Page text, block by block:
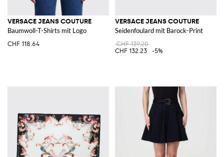
VERSACE JEANS COUTURE
Baumwoll-T-Shirts mit Logo
CHF 118.64
VERSACE JEANS COUTURE
Seidenfoulard mit Barock-Print
CHF 139.20
CHF 132.23
-5%